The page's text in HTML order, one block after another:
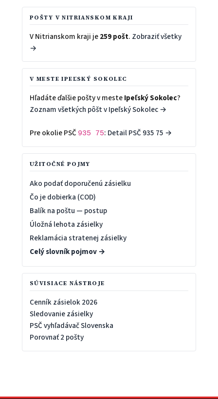
POŠTY V NITRIANSKOM KRAJI
V Nitrianskom kraji je259 pošt. Zobraziť všetky
→
V MESTE IPEĽSKÝ SOKOLEC
Hľadáte ďalšie pošty v mesteIpeľský Sokolec?
Zoznam všetkých pôšt v Ipeľský Sokolec →
Pre okolie PSČ 935 75: Detail PSČ 935 75 →
UŽITOČNÉ POJMY
Ako podať doporučenú zásielku
Čo je dobierka (COD)
Balík na poštu — postup
Úložná lehota zásielky
Reklamácia stratenej zásielky
Celý slovník pojmov →
SÚVISIACE NÁSTROJE
Cenník zásielok 2026
Sledovanie zásielky
PSČ vyhľadávač Slovenska
Porovnať 2 pošty